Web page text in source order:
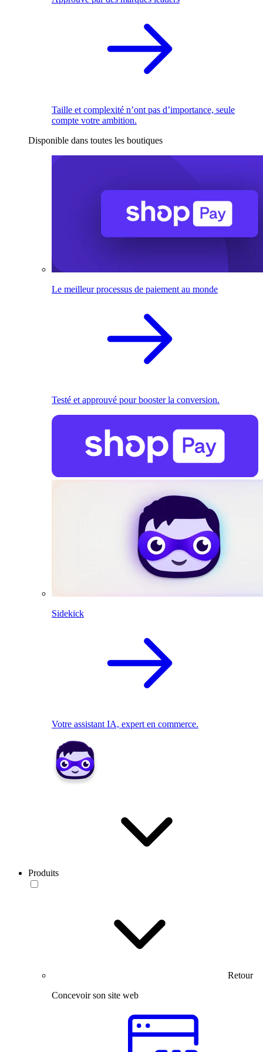
Taille et complexité n’ont pas d’importance, seule
compte votre ambition.
Disponible dans toutes les boutiques
Le meilleur processus de paiement au monde
Testé et approuvé pour booster la conversion.
Sidekick
Votre assistant IA, expert en commerce.
Produits
Retour
Concevoir son site web